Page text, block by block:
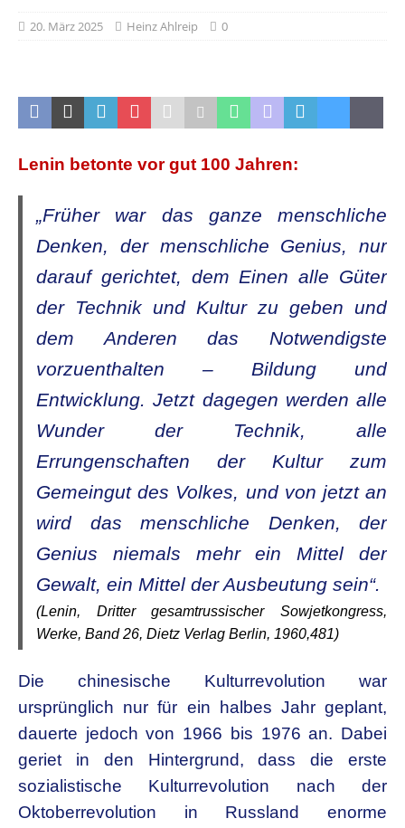
20. März 2025 Heinz Ahlreip 0
Lenin betonte vor gut 100 Jahren:
„Früher war das ganze menschliche
Denken, der menschliche Genius, nur
darauf gerichtet, dem Einen alle Güter
der Technik und Kultur zu geben und
dem Anderen das Notwendigste
vorzuenthalten – Bildung und
Entwicklung. Jetzt dagegen werden alle
Wunder der Technik, alle
Errungenschaften der Kultur zum
Gemeingut des Volkes, und von jetzt an
wird das menschliche Denken, der
Genius niemals mehr ein Mittel der
Gewalt, ein Mittel der Ausbeutung sein“.
(Lenin, Dritter gesamtrussischer Sowjetkongress,
Werke, Band 26, Dietz Verlag Berlin, 1960,481)
Die chinesische Kulturrevolution war
ursprünglich nur für ein halbes Jahr geplant,
dauerte jedoch von 1966 bis 1976 an. Dabei
geriet in den Hintergrund, dass die erste
sozialistische Kulturrevolution nach der
Oktoberrevolution in Russland enorme